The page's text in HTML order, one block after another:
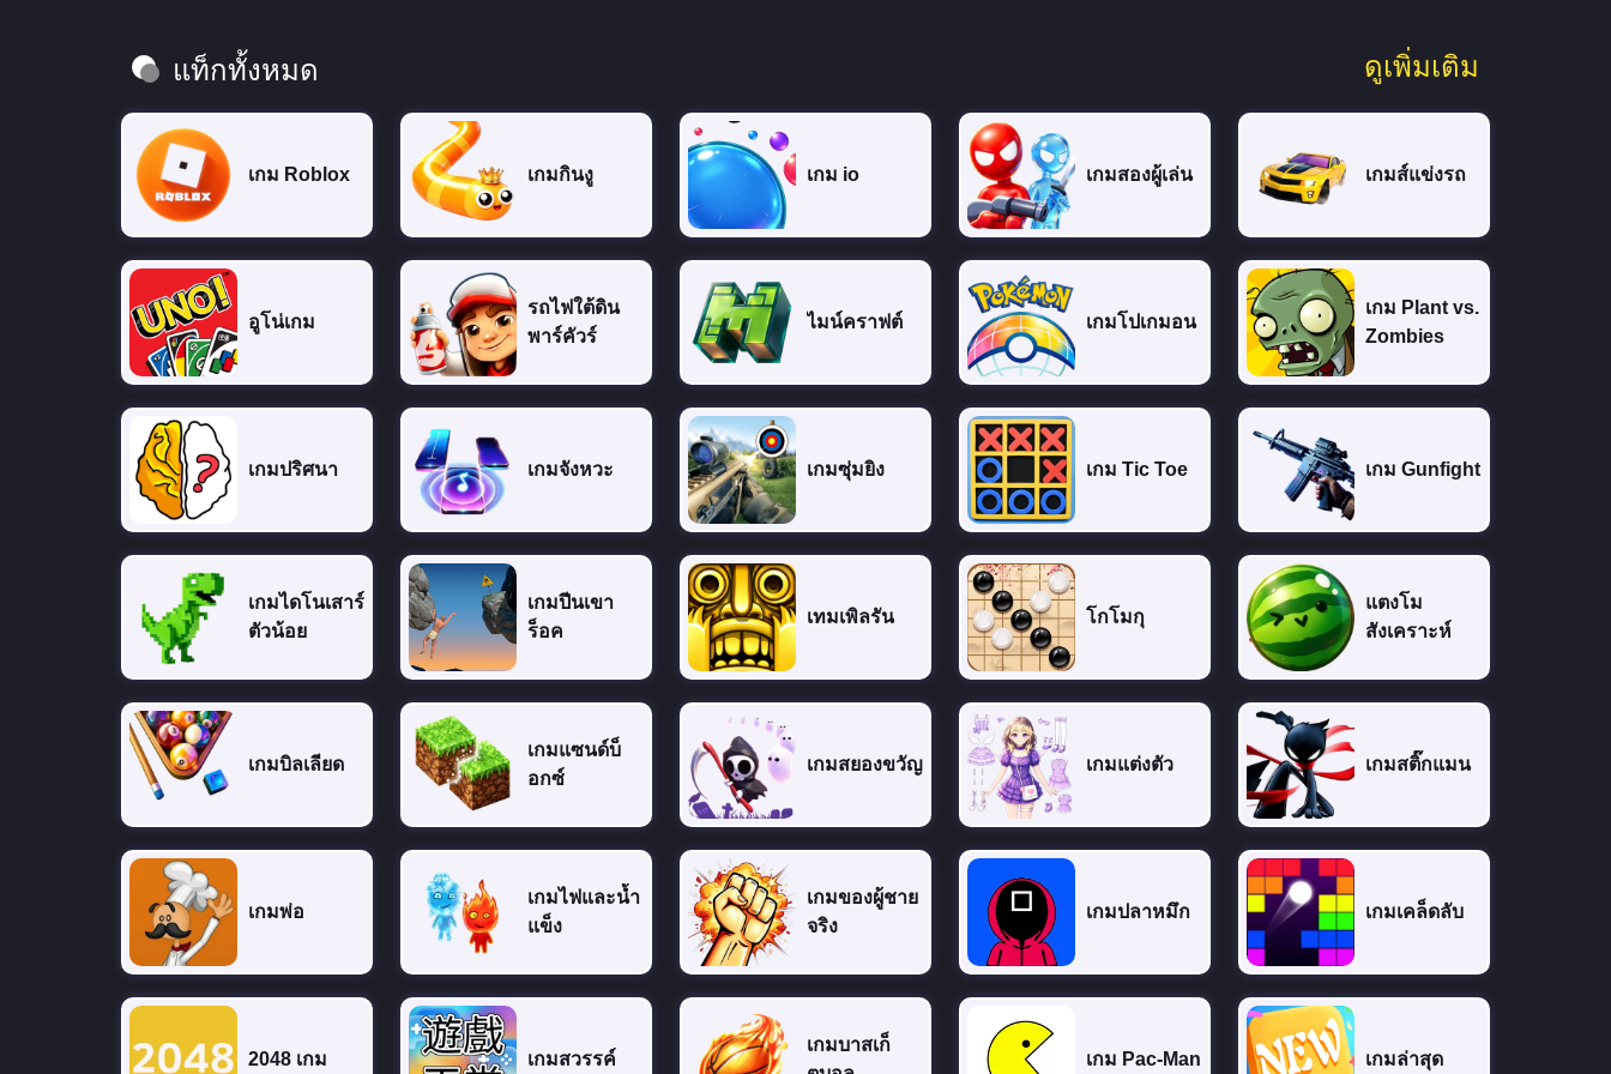
แท็กทั้งหมด ดูเพิ่มเติม
เกม Roblox เกมกินงู เกม io เกมสองผู้เล่น เกมส์แข่งรถ
อูโน่เกม
รถไฟใต้ดิน
พาร์คัวร์
ไมน์คราฟต์ เกมโปเกมอน
เกม Plant vs.
Zombies
เกมปริศนา เกมจังหวะ เกมซุ่มยิง เกม Tic Toe เกม Gunfight
เกมไดโนเสาร์
ตัวน้อย
เกมปีนเขา
ร็อค
เทมเพิลรัน โกโมกุ
แตงโม
สังเคราะห์
เกมบิลเลียด
เกมแซนด์บ็
อกซ์
เกมสยองขวัญ เกมแต่งตัว เกมสติ๊กแมน
เกมพ่อ
เกมไฟและน้ำ
แข็ง
เกมของผู้ชาย
จริง
เกมปลาหมึก เกมเคล็ดลับ
2048 เกม เกมสวรรค์
เกมบาสเก็
เกม Pac-Man เกมล่าสุด